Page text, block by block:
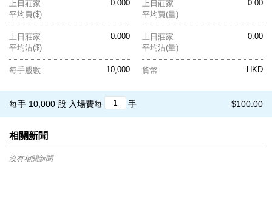
0.000
上日莊家
平均買($)
0.00
上日莊家
平均買(量)
0.000
上日莊家
平均沽($)
0.00
上日莊家
平均沽(量)
10,000
每手股數 HKD
貨幣
$100.00
每手 10,000 股 入場費每 手
相關新聞
沒有相關新聞